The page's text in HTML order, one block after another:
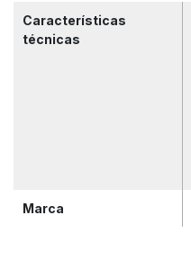
Características
técnicas
Marca